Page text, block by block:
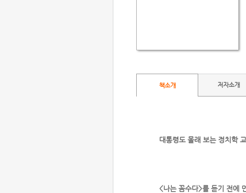
책소개 저자소개
대통령도 몰래 보는 정치학
<나는 꼼수다>를 듣기 전에